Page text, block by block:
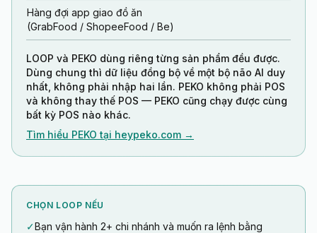
Hàng đợi app giao đồ ăn
(GrabFood / ShopeeFood / Be)
LOOP và PEKO dùng riêng từng sản phẩm đều được.
Dùng chung thì dữ liệu đồng bộ về một bộ não AI duy
nhất, không phải nhập hai lần. PEKO không phải POS
và không thay thế POS — PEKO cũng chạy được cùng
bất kỳ POS nào khác.
Tìm hiểu PEKO tại heypeko.com →
CHỌN LOOP NẾU
✓Bạn vận hành 2+ chi nhánh và muốn ra lệnh bằng